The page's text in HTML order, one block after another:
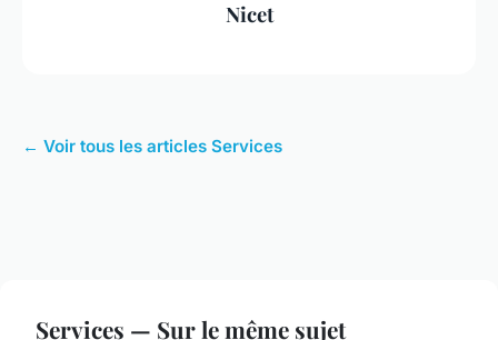
Nicet
← Voir tous les articles Services
Services — Sur le même sujet